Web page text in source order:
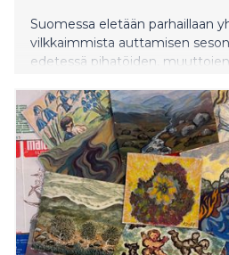
Suomessa eletään parhaillaan
vilkkaimmista auttamisen
edetessä pihatöiden,
toisiaan. Tuore data Commu-
että suomalaisten keskinäinen
kasvussa.